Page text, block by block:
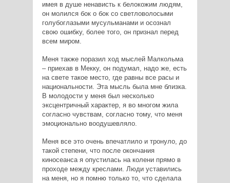
имея в душе ненависть к белокожим людям,
он молился бок о бок со светловолосыми
голубоглазыми мусульманами и осознал
свою ошибку, более того, он признал перед
всем миром.
Меня также поразил ход мыслей Малкольма
– приехав в Мекку, он подумал, надо же, есть
на свете такое место, где равны все расы и
национальности. Эта мысль была мне близка.
В молодости у меня был несколько
эксцентричный характер, я во многом жила
согласно чувствам, согласно тому, что меня
эмоционально воодушевляло.
Меня все это очень впечатлило и тронуло, до
такой степени, что после окончания
киносеанса я опустилась на колени прямо в
проходе между креслами. Люди уставились
на меня, но я помню только то, что сделала